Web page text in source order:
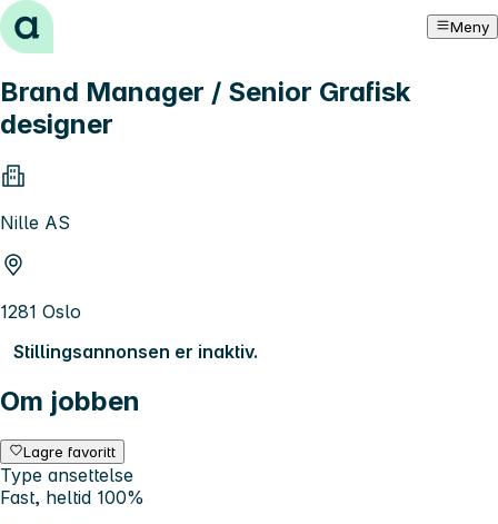
Hopp til innhold Meny
Brand Manager / Senior Grafisk
designer
Nille AS
1281 Oslo
Stillingsannonsen er inaktiv.
Om jobben
Lagre favoritt
Type ansettelse
Fast, heltid 100%